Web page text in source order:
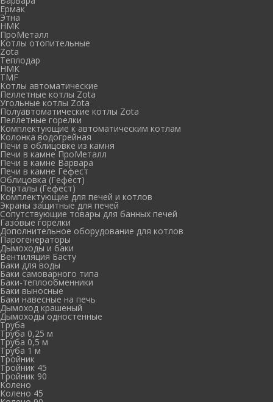
Ермак
Этна
НМК
ПроМеталл
Котлы отопительные
Zota
Теплодар
НМК
TMF
Котлы автоматические
Пеллетные котлы Zota
Угольные котлы Zota
Полуавтоматические котлы Zota
Пеллетные горелки
Комплектующие к автоматическим котлам
Колонка водогрейная
Печи в облицовке из камня
Печи в камне ПроМеталл
Печи в камне Варвара
Печи в камне Гефест
Облицовка (Гефест)
Порталы (Гефест)
Комплектующие для печей и котлов
Экраны защитные для печей
Сопутствующие товары для банных печей
Газовые горелки
Дополнительное оборудование для котлов
Парогенераторы
Дымоходы и баки
Вентиляция Басту
Баки для воды
Баки самоварного типа
Баки-теплообменники
Баки выносные
Баки навесные на печь
Дымоход крашеный
Дымоходы одностенные
Труба
Труба 0,25 м
Труба 0,5 м
Труба 1 м
Тройник
Тройник 45
Тройник 90
Колено
Колено 45